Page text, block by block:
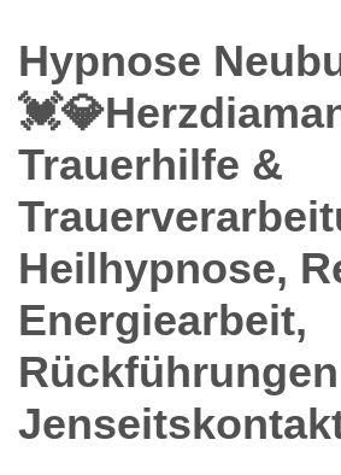
Hypnose
Trauerhilfe &
Heilhypnose,
Energiearbeit,